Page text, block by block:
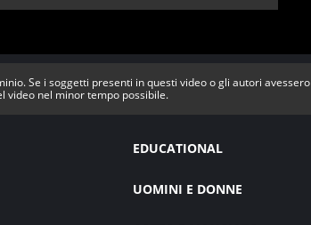
Se i soggetti presenti in questi video o gli autori
video nel minor tempo possibile.
EDUCATIONAL
UOMINI E DONNE